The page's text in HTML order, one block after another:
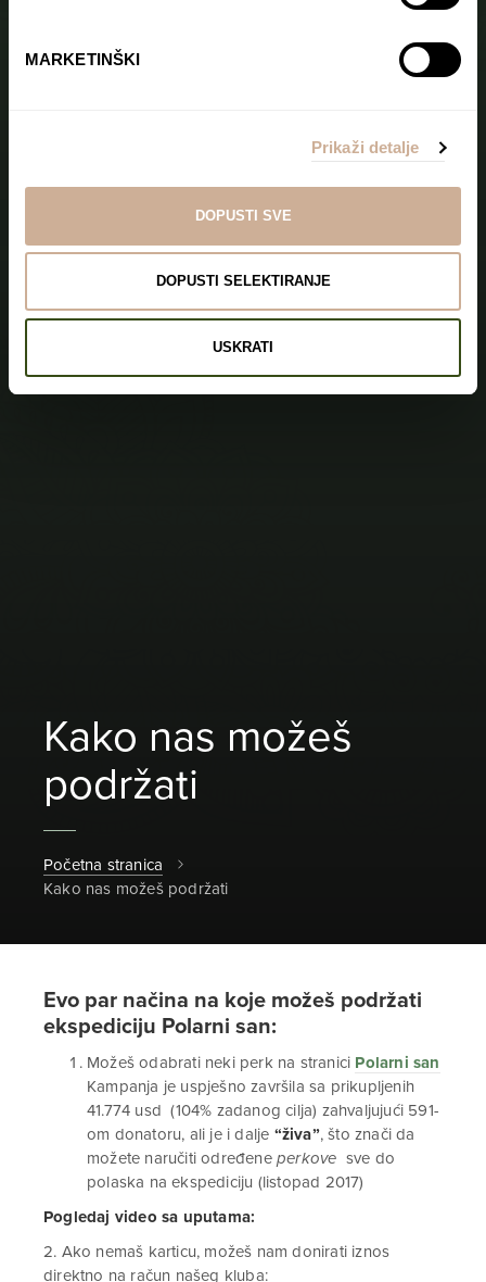
MARKETINŠKI
Prikaži detalje
DOPUSTI SVE
DOPUSTI SELEKTIRANJE
USKRATI
Kako nas možeš
podržati
Početna stranica
Kako nas možeš podržati
Evo par načina na koje možeš podržati
ekspediciju Polarni san:
Možeš odabrati neki perk na stranici Polarni san
Kampanja je uspješno završila sa prikupljenih
41.774 usd (104% zadanog cilja) zahvaljujući 591-
om donatoru, ali je i dalje “živa”, što znači da
možete naručiti određene perkove sve do
polaska na ekspediciju (listopad 2017)
Pogledaj video sa uputama:
2. Ako nemaš karticu, možeš nam donirati iznos
direktno na račun našeg kluba: